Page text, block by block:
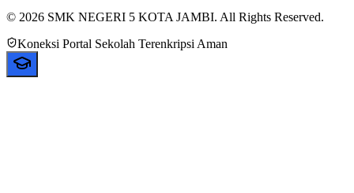
© 2026 SMK NEGERI 5 KOTA JAMBI. All Rights Reserved.
Koneksi Portal Sekolah Terenkripsi Aman